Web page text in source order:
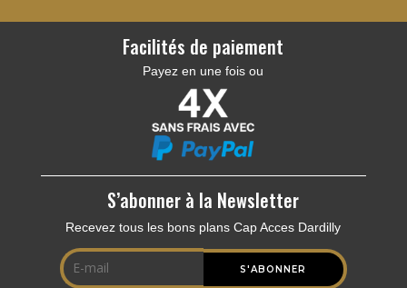
Facilités de paiement
Payez en une fois ou
S’abonner à la Newsletter
Recevez tous les bons plans Cap Acces Dardilly